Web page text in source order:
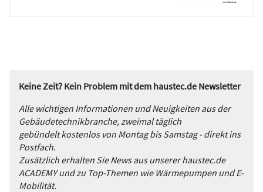
Keine Zeit? Kein Problem mit dem haustec.de Newsletter
Alle wichtigen Informationen und Neuigkeiten aus der
Gebäudetechnikbranche, zweimal täglich
gebündelt kostenlos von Montag bis Samstag - direkt ins
Postfach.
Zusätzlich erhalten Sie News aus unserer haustec.de
ACADEMY und zu Top-Themen wie Wärmepumpen und E-
Mobilität.